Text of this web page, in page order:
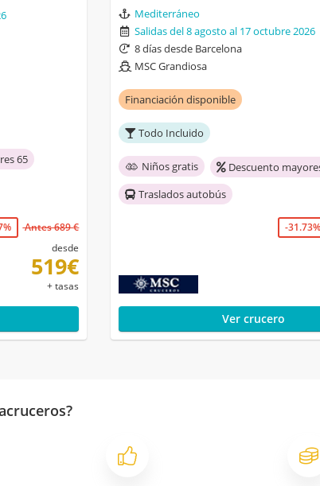
65
Antes 689 €
desde
519€
+ tasas
Mediterráneo
Salidas del 8 agosto al 17 octubre 2026
8 días desde Barcelona
MSC Grandiosa
Financiación disponible
Todo Incluido
Niños gratis
Descuento
Traslados autobús
-31.73%
Ver crucero